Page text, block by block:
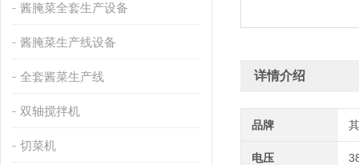
酱腌菜全套生产设备
酱腌菜生产线设备
全套酱菜生产线
双轴搅拌机
切菜机
详情介绍
品牌
电压